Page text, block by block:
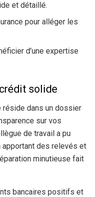
et détaillé.
pour alléger les
d’une expertise
solide
réside dans un dossier
sur vos
de travail a pu
apportant des relevés et
minutieuse fait
bancaires positifs et